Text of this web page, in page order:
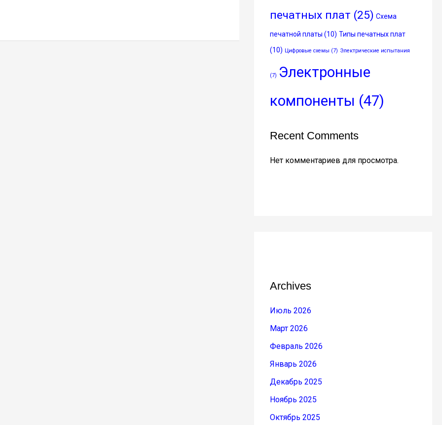
печатных плат (25) Схема
печатной платы (10) Типы печатных плат
(10) Цифровые схемы (7) Электрические испытания
(7) Электронные
компоненты (47)
Recent Comments
Нет комментариев для просмотра.
Archives
Июль 2026
Март 2026
Февраль 2026
Январь 2026
Декабрь 2025
Ноябрь 2025
Октябрь 2025